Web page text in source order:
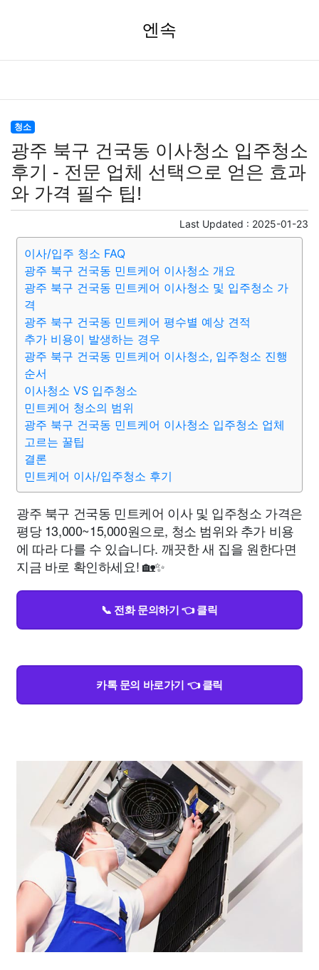
엔속
청소
광주 북구 건국동 이사청소 입주청소
후기 - 전문 업체 선택으로 얻은 효과
와 가격 필수 팁!
Last Updated : 2025-01-23
이사/입주 청소 FAQ
광주 북구 건국동 민트케어 이사청소 개요
광주 북구 건국동 민트케어 이사청소 및 입주청소 가
격
광주 북구 건국동 민트케어 평수별 예상 견적
추가 비용이 발생하는 경우
광주 북구 건국동 민트케어 이사청소, 입주청소 진행
순서
이사청소 VS 입주청소
민트케어 청소의 범위
광주 북구 건국동 민트케어 이사청소 입주청소 업체
고르는 꿀팁
결론
민트케어 이사/입주청소 후기
광주 북구 건국동 민트케어 이사 및 입주청소 가격은
평당 13,000~15,000원으로, 청소 범위와 추가 비용
에 따라 다를 수 있습니다. 깨끗한 새 집을 원한다면
지금 바로 확인하세요! 🏡✨
📞 전화 문의하기 👈 클릭
카톡 문의 바로가기 👈 클릭